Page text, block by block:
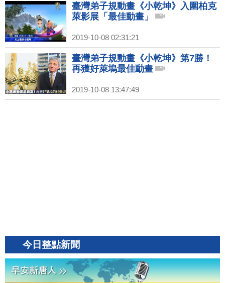
臺灣弟子規動畫《小乾坤》入圍柏克
萊影展「最佳動畫」
2019-10-08 02:31:21
臺灣弟子規動畫《小乾坤》第7勝！
再獲好萊塢最佳動畫
2019-10-08 13:47:49
今日整點新聞